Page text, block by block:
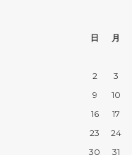
日
月
2
3
9
10
16
17
23
24
30
31